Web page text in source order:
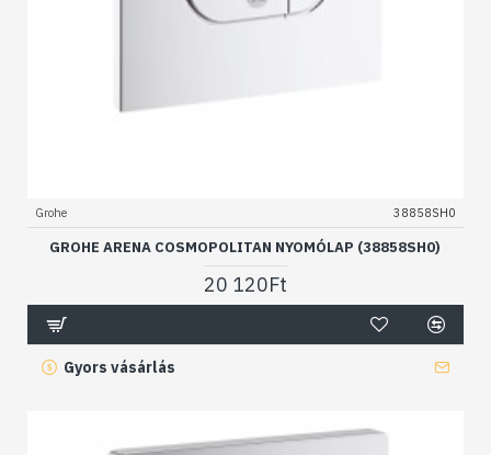
Grohe 38858SH0
GROHE ARENA COSMOPOLITAN NYOMÓLAP (38858SH0)
20 120Ft
Gyors vásárlás